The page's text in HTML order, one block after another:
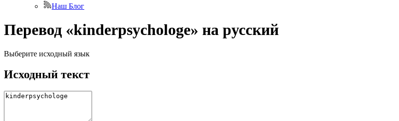
Наш Блог
Перевод «kinderpsychologe» на русский
Выберите исходный язык
Исходный текст